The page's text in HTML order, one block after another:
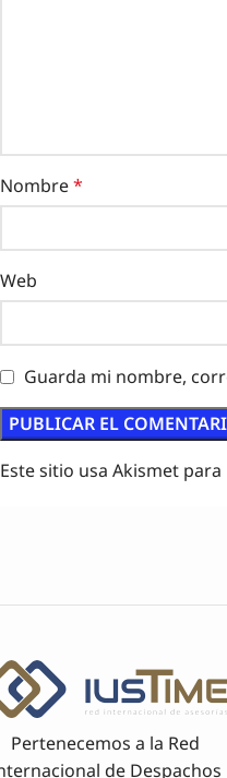
Nombre*
Web
Guarda mi nombre,
Este sitio usa Akismet
Pertenecemos a la Red
de Despachos